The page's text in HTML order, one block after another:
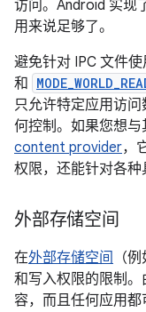
访问。Android 实现
用来说足够了。
避免针对 IPC 文件
和
只允许特定应用访
何控制。如果您想
content provider，
权限，还能针对各种
外部存储空间
在外部存储空间
（
和写入权限的限制
容，而且任何应用